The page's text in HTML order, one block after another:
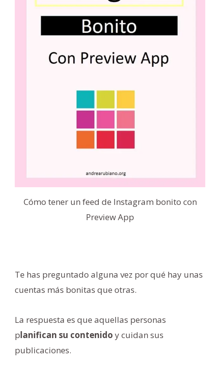
Cómo tener un feed de Instagram bonito con
Preview App
Te has preguntado alguna vez por qué hay unas
cuentas más bonitas que otras.
La respuesta es que aquellas personas
planifican su contenido y cuidan sus
publicaciones.